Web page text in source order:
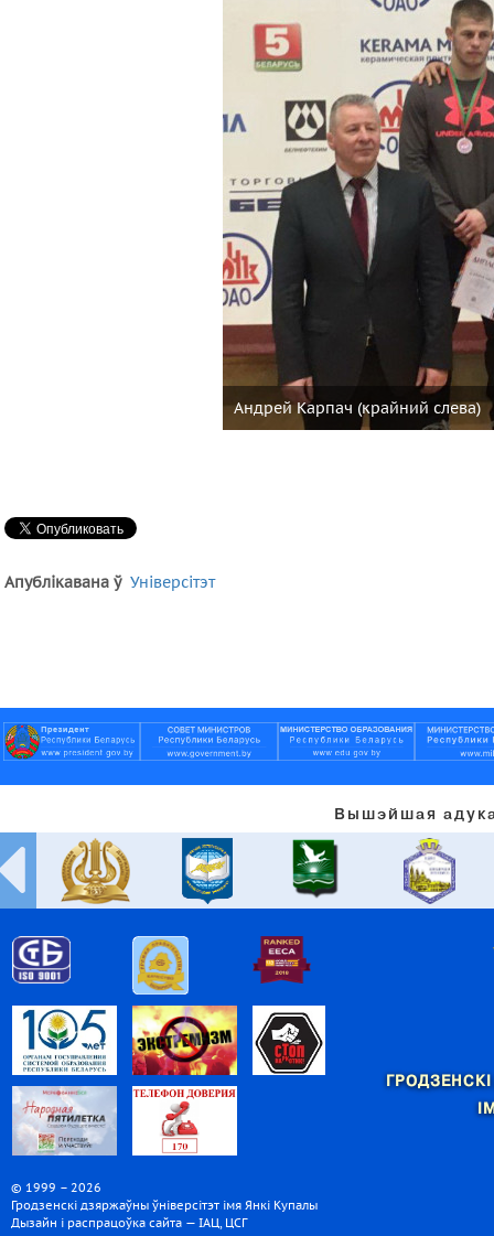
Андрей Карпач (крайний слева)
Апублікавана ў Універсітэт
Вышэйшая
© 1999 – 2026
Гродзенскі дзяржаўны ўніверсітэт імя Янкі Купалы
Дызайн і распрацоўка сайта — ІАЦ, ЦСГ